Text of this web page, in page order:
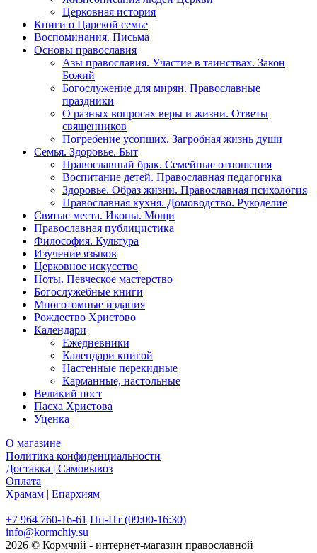
Церковная история
Книги о Царской семье
Воспоминания. Письма
Основы православия
Азы православия. Участие в таинствах. Закон
Божий
Богослужение для мирян. Православные
праздники
О разных вопросах веры и жизни. Ответы
священников
Погребение усопших. Загробная жизнь души
Семья. Здоровье. Быт
Православный брак. Семейные отношения
Воспитание детей. Православная педагогика
Здоровье. Образ жизни. Православная психология
Православная кухня. Домоводство. Рукоделие
Святые места. Иконы. Мощи
Православная публицистика
Философия. Культура
Изучение языков
Церковное искусство
Ноты. Певческое мастерство
Богослужебные книги
Многотомные издания
Рождество Христово
Календари
Ежедневники
Календари книгой
Настенные перекидные
Карманные, настольные
Великий пост
Пасха Христова
Уценка
О магазине
Политика конфиденциальности
Доставка | Самовывоз
Оплата
Храмам | Епархиям
+7 964 760-16-61 Пн-Пт (09:00-16:30)
info@kormchiy.su
2026 © Кормчий - интернет-магазин православной